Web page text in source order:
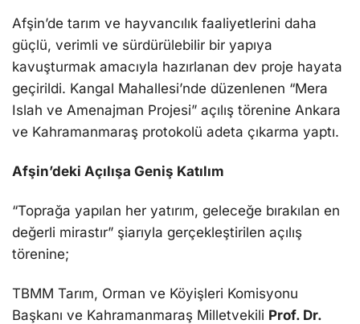
Afşin’de tarım ve hayvancılık faaliyetlerini daha
güçlü, verimli ve sürdürülebilir bir yapıya
kavuşturmak amacıyla hazırlanan dev proje hayata
geçirildi. Kangal Mahallesi’nde düzenlenen “Mera
Islah ve Amenajman Projesi” açılış törenine Ankara
ve Kahramanmaraş protokolü adeta çıkarma yaptı.
Afşin’deki Açılışa Geniş Katılım
“Toprağa yapılan her yatırım, geleceğe bırakılan en
değerli mirastır” şiarıyla gerçekleştirilen açılış
törenine;
TBMM Tarım, Orman ve Köyişleri Komisyonu
Başkanı ve Kahramanmaraş Milletvekili Prof. Dr.